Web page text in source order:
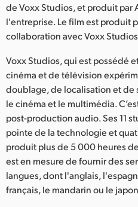
New Zealand
Norway
Poland
Portugal
Singapore
South Africa
Spain
Sweden
de Voxx Studios, et produit par
l'entreprise. Le film est produit
collaboration avec Voxx
Voxx Studios, qui est possédé
cinéma et de télévision
doublage, de localisation et de
le cinéma et le multimédia.
post-production audio. Ses 11
pointe de la technologie et
produit plus de 5 000 heures
est en mesure de fournir des
langues, dont l'anglais,
français, le mandarin ou le